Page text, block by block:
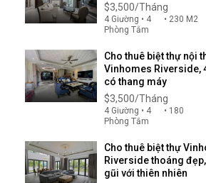
$3,500/Tháng
4 Giường • 4
Phòng Tắm
• 230 M2
Cho thuê biệt thự nội
Vinhomes Riverside,
có thang máy
$3,500/Tháng
4 Giường • 4
Phòng Tắm
• 180
Cho thuê biệt thự
Riverside thoáng
gũi với thiên nhiên